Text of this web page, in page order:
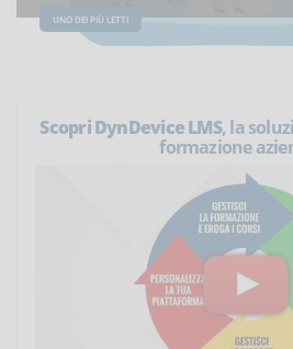
UNO DEI PIÙ LETTI
Scopri DynDevice LMS, la
formazione